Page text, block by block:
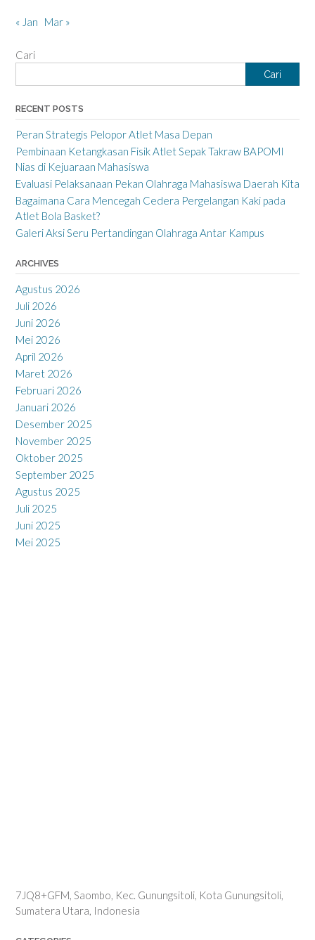
« Jan Mar »
Cari
Cari
RECENT POSTS
Peran Strategis Pelopor Atlet Masa Depan
Pembinaan Ketangkasan Fisik Atlet Sepak Takraw BAPOMI
Nias di Kejuaraan Mahasiswa
Evaluasi Pelaksanaan Pekan Olahraga Mahasiswa Daerah Kita
Bagaimana Cara Mencegah Cedera Pergelangan Kaki pada
Atlet Bola Basket?
Galeri Aksi Seru Pertandingan Olahraga Antar Kampus
ARCHIVES
Agustus 2026
Juli 2026
Juni 2026
Mei 2026
April 2026
Maret 2026
Februari 2026
Januari 2026
Desember 2025
November 2025
Oktober 2025
September 2025
Agustus 2025
Juli 2025
Juni 2025
Mei 2025
7JQ8+GFM, Saombo, Kec. Gunungsitoli, Kota Gunungsitoli,
Sumatera Utara, Indonesia